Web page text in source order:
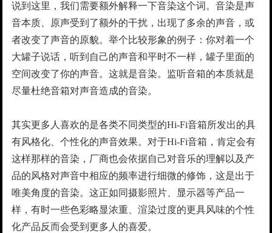
说到这里，我们需要额外解释一下音染这个词。音染是声
音本质、原声受到了额外的干扰，出现了多余的声音，或
者改变了声音的原貌。举个比较形象的例子：你对着一个
大罐子说话，听到自己的声音和平时不一样，罐子里面的
空间改变了你的声音。这就是音染。监听音箱的本质就是
尽量杜绝音箱对声音造成的音染。
其实更多人喜欢的是各类不同类型的Hi-Fi音箱所发出的具
有风格化、个性化的声音效果。对于Hi-Fi音箱，肯定会有
这样那样的音染，厂商也会依据自己对音乐的理解以及产
品的风格对声音中相应的频率进行细微的修饰，这是出于
唯美角度的音染。这正如同摄影照片、显示器等产品一
样，有时一些色彩略显浓重、渲染过度的更具风味的个性
化产品反而会受到更多人的喜爱。